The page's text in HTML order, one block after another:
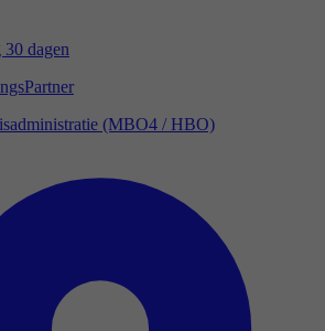
30 dagen
(MBO4 / HBO)